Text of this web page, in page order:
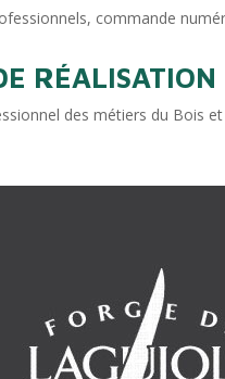
commande
RÉALISATION
des métiers du Bois et